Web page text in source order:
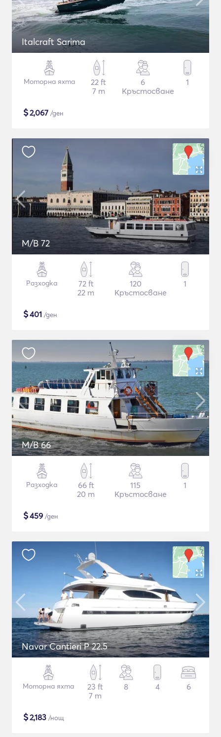
Italcraft Sarima
Моторна яхта
22 ft
7 m
6
Кръстосване
1
$2,067 /ден
M/B 72
Разходка
72 ft
22 m
120
Кръстосване
1
$401 /ден
M/B 66
Разходка
66 ft
20 m
115
Кръстосване
1
$459 /ден
Navar Cantieri P 22.5
Моторна яхта
23 ft
7 m
8 4 6
$2,183 /нощ